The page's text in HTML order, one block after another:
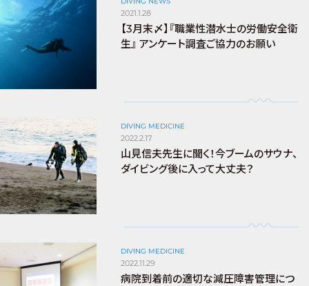
2021.1.28
【3月末〆】『職業性潜水士の労働安全衛
生』 アンケート調査ご協力のお願い
DIVING MEDICINE
2022.2.17
山見信夫先生に聞く！今ブームのサウナ、
ダイビング後に入って大丈夫？
DIVING MEDICINE
2022.11.29
病院到着前の適切な減圧障害管理につ